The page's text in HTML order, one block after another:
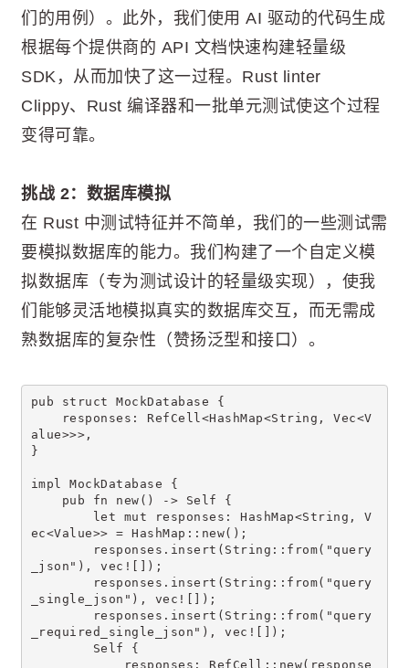
们的用例）。此外，我们使用 AI 驱动的代码生成
根据每个提供商的 API 文档快速构建轻量级
SDK，从而加快了这一过程。Rust linter
Clippy、Rust 编译器和一批单元测试使这个过程
变得可靠。
挑战 2：数据库模拟
在 Rust 中测试特征并不简单，我们的一些测试需
要模拟数据库的能力。我们构建了一个自定义模
拟数据库（专为测试设计的轻量级实现），使我
们能够灵活地模拟真实的数据库交互，而无需成
熟数据库的复杂性（赞扬泛型和接口）。
pub struct MockDatabase {
responses: RefCell<HashMap<String, Vec<V
alue>>>,
}
impl MockDatabase {
pub fn new() -> Self {
let mut responses: HashMap<String, V
ec<Value>> = HashMap::new();
responses.insert(String::from("query
_json"), vec![]);
responses.insert(String::from("query
_single_json"), vec![]);
responses.insert(String::from("query
_required_single_json"), vec![]);
Self {
responses: RefCell::new(response